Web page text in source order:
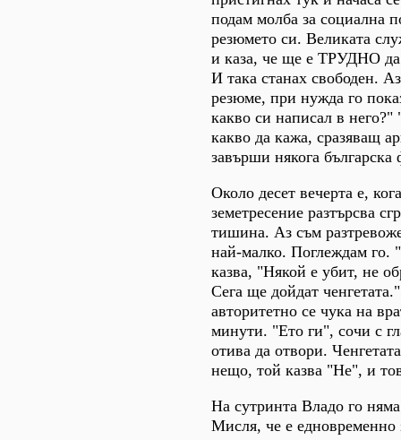
подам молба за социална
резюмето си. Великата
и каза, че ще е ТРУДНО да
И така станах свободен.
резюме, при нужда го
какво си написал в
какво да кажа, сразяващ
завърши някога българска
Около десет вечерта е,
земетресение разтърсва
тишина. Аз съм
най-малко. Поглеждам
казва, "Някой е убит, не
Сега ще дойдат
авторитетно се чука на
минути. "Ето ги", сочи с
отива да отвори.
нещо, той казва "Не", и
На сутринта Владо го
Мисля, че е едновременно